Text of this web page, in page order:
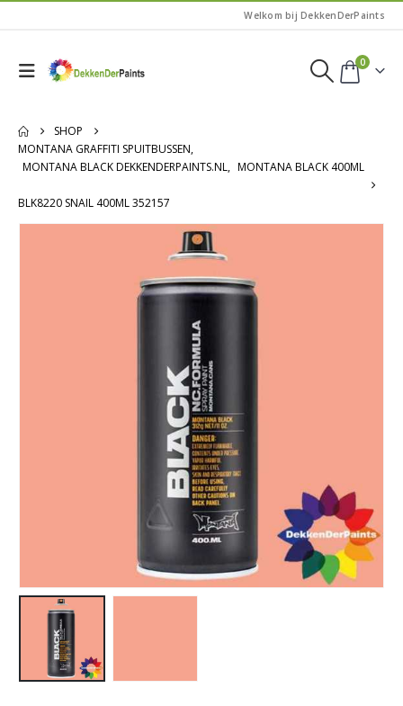
Welkom bij DekkenDerPaints
0
SHOP
MONTANA GRAFFITI SPUITBUSSEN,
MONTANA BLACK DEKKENDERPAINTS.NL, MONTANA BLACK 400ML
BLK8220 SNAIL 400ML 352157